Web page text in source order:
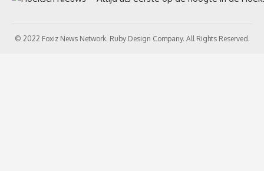
© 2022 Foxiz News Network. Ruby Design Company. All Rights Reserved.